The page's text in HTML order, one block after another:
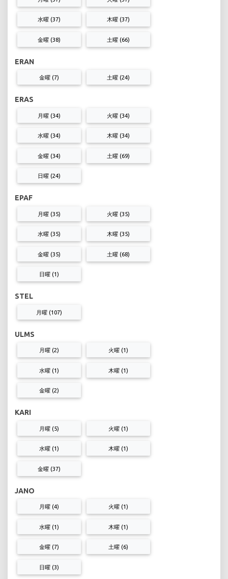
水曜 (37) 木曜 (37)
金曜 (38) 土曜 (66)
ERAN
金曜 (7) 土曜 (24)
ERAS
月曜 (34) 火曜 (34)
水曜 (34) 木曜 (34)
金曜 (34) 土曜 (69)
日曜 (24)
EPAF
月曜 (35) 火曜 (35)
水曜 (35) 木曜 (35)
金曜 (35) 土曜 (68)
日曜 (1)
STEL
月曜 (107)
ULMS
月曜 (2) 火曜 (1)
水曜 (1) 木曜 (1)
金曜 (2)
KARI
月曜 (5) 火曜 (1)
水曜 (1) 木曜 (1)
金曜 (37)
JANO
月曜 (4) 火曜 (1)
水曜 (1) 木曜 (1)
金曜 (7) 土曜 (6)
日曜 (3)